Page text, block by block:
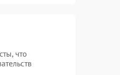
что